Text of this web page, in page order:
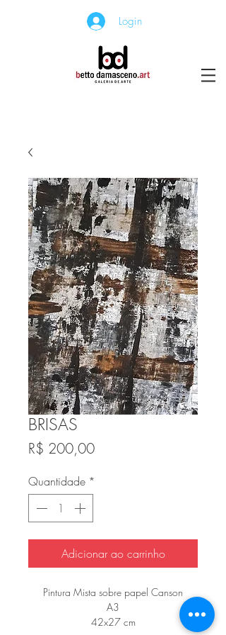
Login
BRISAS
R$ 200,00Preço
Quantidade *
Adicionar ao carrinho
Pintura Mista sobre papel Canson
A3
42x27 cm